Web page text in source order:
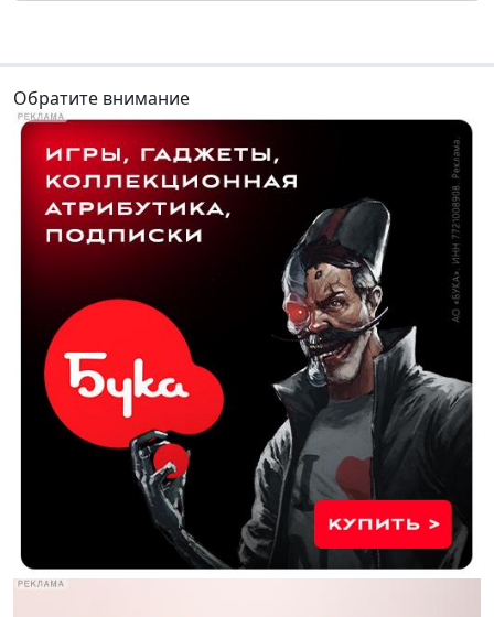
Обратите внимание